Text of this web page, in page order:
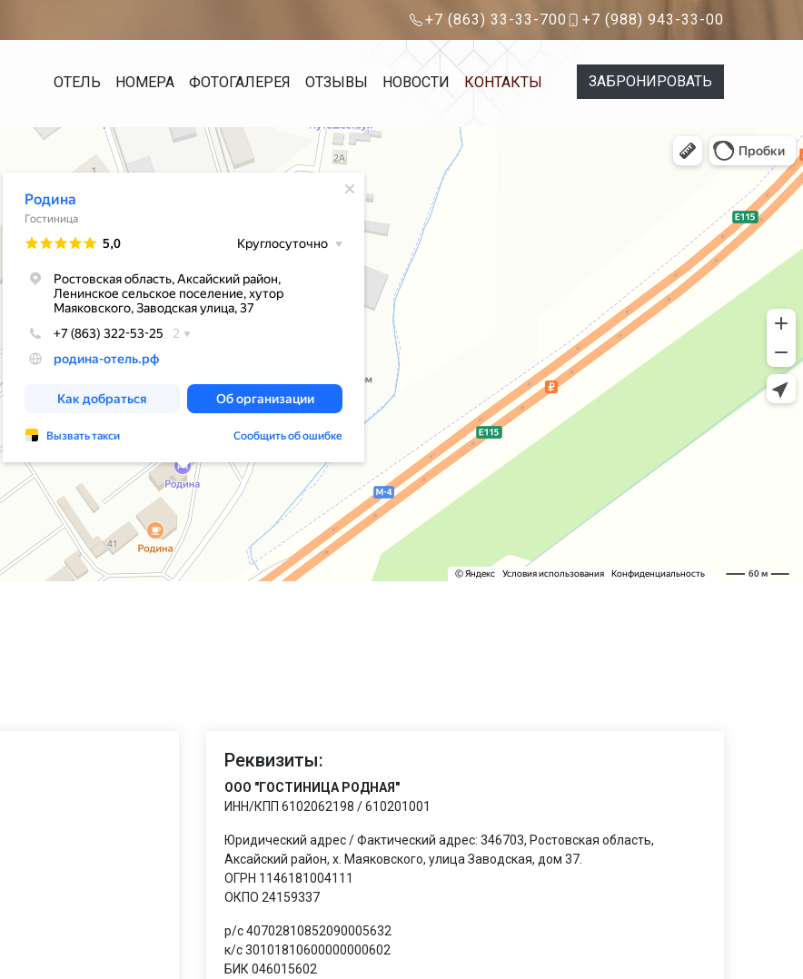
+7 (863) 33-33-700 +7 (988) 943-33-00
ОТЕЛЬ НОМЕРА ФОТОГАЛЕРЕЯ ОТЗЫВЫ НОВОСТИ КОНТАКТЫ ЗАБРОНИРОВАТЬ
Нажмите, чтобы приблизить
Реквизиты:
ООО "ГОСТИНИЦА РОДНАЯ"
ИНН/КПП 6102062198 / 610201001
Юридический адрес / Фактический адрес: 346703, Ростовская область,
Аксайский район, х. Маяковского, улица Заводская, дом 37.
ОГРН 1146181004111
ОКПО 24159337
р/с 40702810852090005632
к/с 30101810600000000602
БИК 046015602